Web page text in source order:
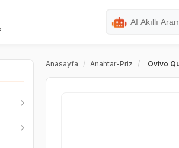
Anasayfa / Anahtar-Priz / Ovivo